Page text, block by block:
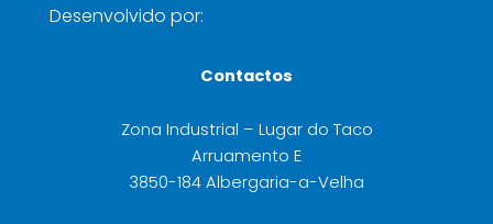
Desenvolvido por:
Contactos
Zona Industrial – Lugar do Taco
Arruamento E
3850-184 Albergaria-a-Velha